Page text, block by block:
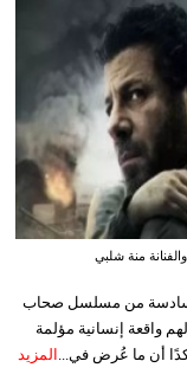
منة شلبي
السادسة من مسلسل صحاب
واقعة إنسانية مؤلمة
أن ما عُرض في... المزيد